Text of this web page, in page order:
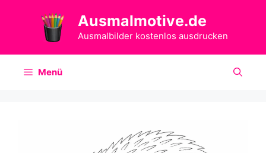
Ausmalmotive.de
Ausmalbilder kostenlos ausdrucken
Menü